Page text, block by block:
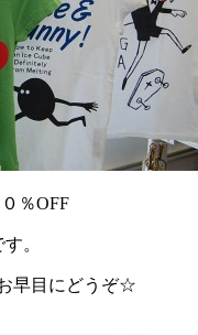
％OFF
。
早目にどうぞ☆